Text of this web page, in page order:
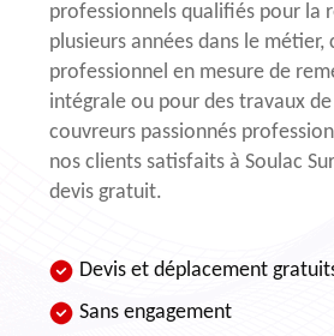
professionnels qualifiés pour la
plusieurs années dans le
professionnel en mesure de
intégrale ou pour des travaux
couvreurs passionnés
nos clients satisfaits à Soulac
devis gratuit.
Devis et déplacement
Sans engagement